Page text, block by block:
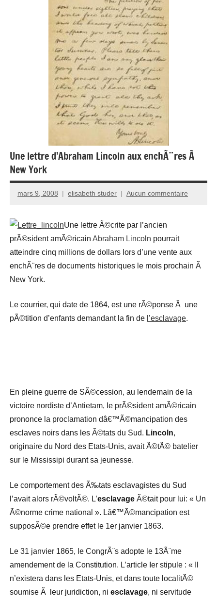
Une lettre d’Abraham Lincoln aux enchÃ¨res Ã
New York
mars 9, 2008 elisabeth studer Aucun commentaire
Une lettre Ã©crite par l’ancien
prÃ©sident amÃ©ricain Abraham Lincoln pourrait
atteindre cinq millions de dollars lors d’une vente aux
enchÃ¨res de documents historiques le mois prochain Ã
New York.
Le courrier, qui date de 1864, est une rÃ©ponse Ã une
pÃ©tition d’enfants demandant la fin de l’esclavage.
En pleine guerre de SÃ©cession, au lendemain de la
victoire nordiste d’Antietam, le prÃ©sident amÃ©ricain
prononce la proclamation dâ€™Ã©mancipation des
esclaves noirs dans les Ã©tats du Sud. Lincoln,
originaire du Nord des Etats-Unis, avait Ã©tÃ© batelier
sur le Mississipi durant sa jeunesse.
Le comportement des Ã‰tats esclavagistes du Sud
l’avait alors rÃ©voltÃ©. L’esclavage Ã©tait pour lui: « Un
Ã©norme crime national ». Lâ€™Ã©mancipation est
supposÃ©e prendre effet le 1er janvier 1863.
Le 31 janvier 1865, le CongrÃ¨s adopte le 13Ã¨me
amendement de la Constitution. L’article Ier stipule : « Il
n’existera dans les Etats-Unis, et dans toute localitÃ©
soumise Ã leur juridiction, ni esclavage, ni servitude